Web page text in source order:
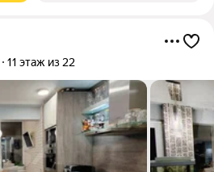
11 этаж из 22